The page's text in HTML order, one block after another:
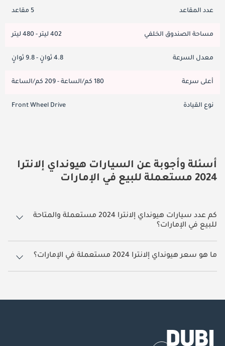
عدد المقاعد 5 مقاعد
مساحة الصندوق الخلفي 402 ليتر - 480 ليتر
معدل السرعة 4.8 ثوانٍ - 9.8 ثوانٍ
أعلى سرعة 180 كم/الساعة - 209 كم/الساعة
نوع القيادة Front Wheel Drive
أسئلة وأجوبة عن السيارات هيونداي إلانترا
2024 مستعملة للبيع في الإمارات
كم عدد سيارات هيونداي إلانترا 2024 مستعملة والمتاحة
للبيع في الإمارات؟
5 سيارة هيونداي إلانترا 2024 مستعملة متوفرة للبيع في الإمارات.
ما هو سعر هيونداي إلانترا 2024 مستعملة في الإمارات؟
يبدأ سعر سيارة هيونداي إلانترا 2024 مستعملة في الإمارات 41,000.